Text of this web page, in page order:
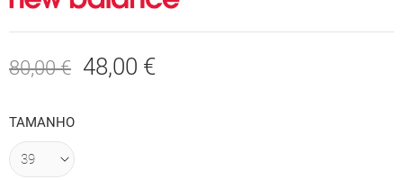
80,00 € 48,00 €
TAMANHO